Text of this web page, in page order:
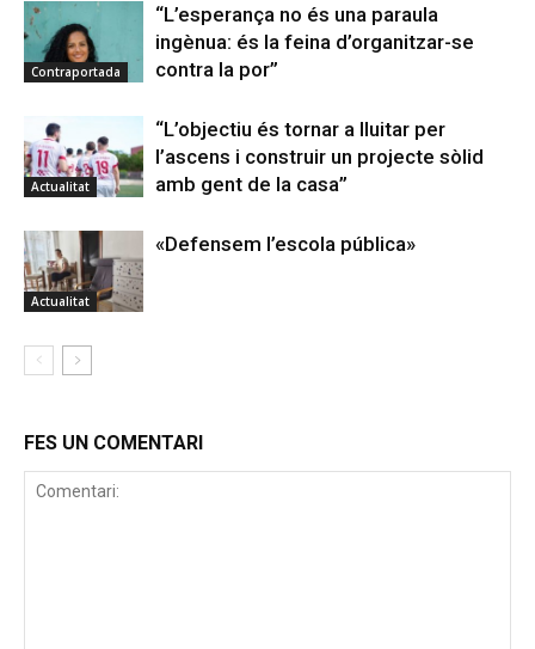
Contraportada
“L’esperança no és una paraula
ingènua: és la feina d’organitzar-se
contra la por”
Actualitat
“L’objectiu és tornar a lluitar per
l’ascens i construir un projecte sòlid
amb gent de la casa”
Actualitat
«Defensem l’escola pública»
FES UN COMENTARI